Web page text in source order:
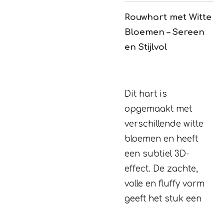
Rouwhart met Witte
Bloemen – Sereen
en Stijlvol
Dit hart is
opgemaakt met
verschillende witte
bloemen en heeft
een subtiel 3D-
effect. De zachte,
volle en fluffy vorm
geeft het stuk een